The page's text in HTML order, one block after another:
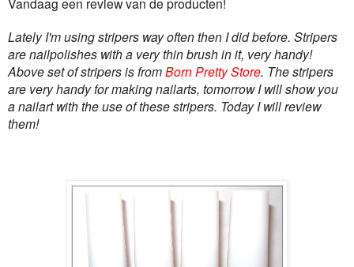
Lately I'm using stripers way often then I did before. Stripers
are nailpolishes with a very thin brush in it, very handy!
Above set of stripers is fromBorn Pretty Store. The stripers
are very handy for making nailarts, tomorrow I will show you
a nailart with the use of these stripers. Today I will review
them!